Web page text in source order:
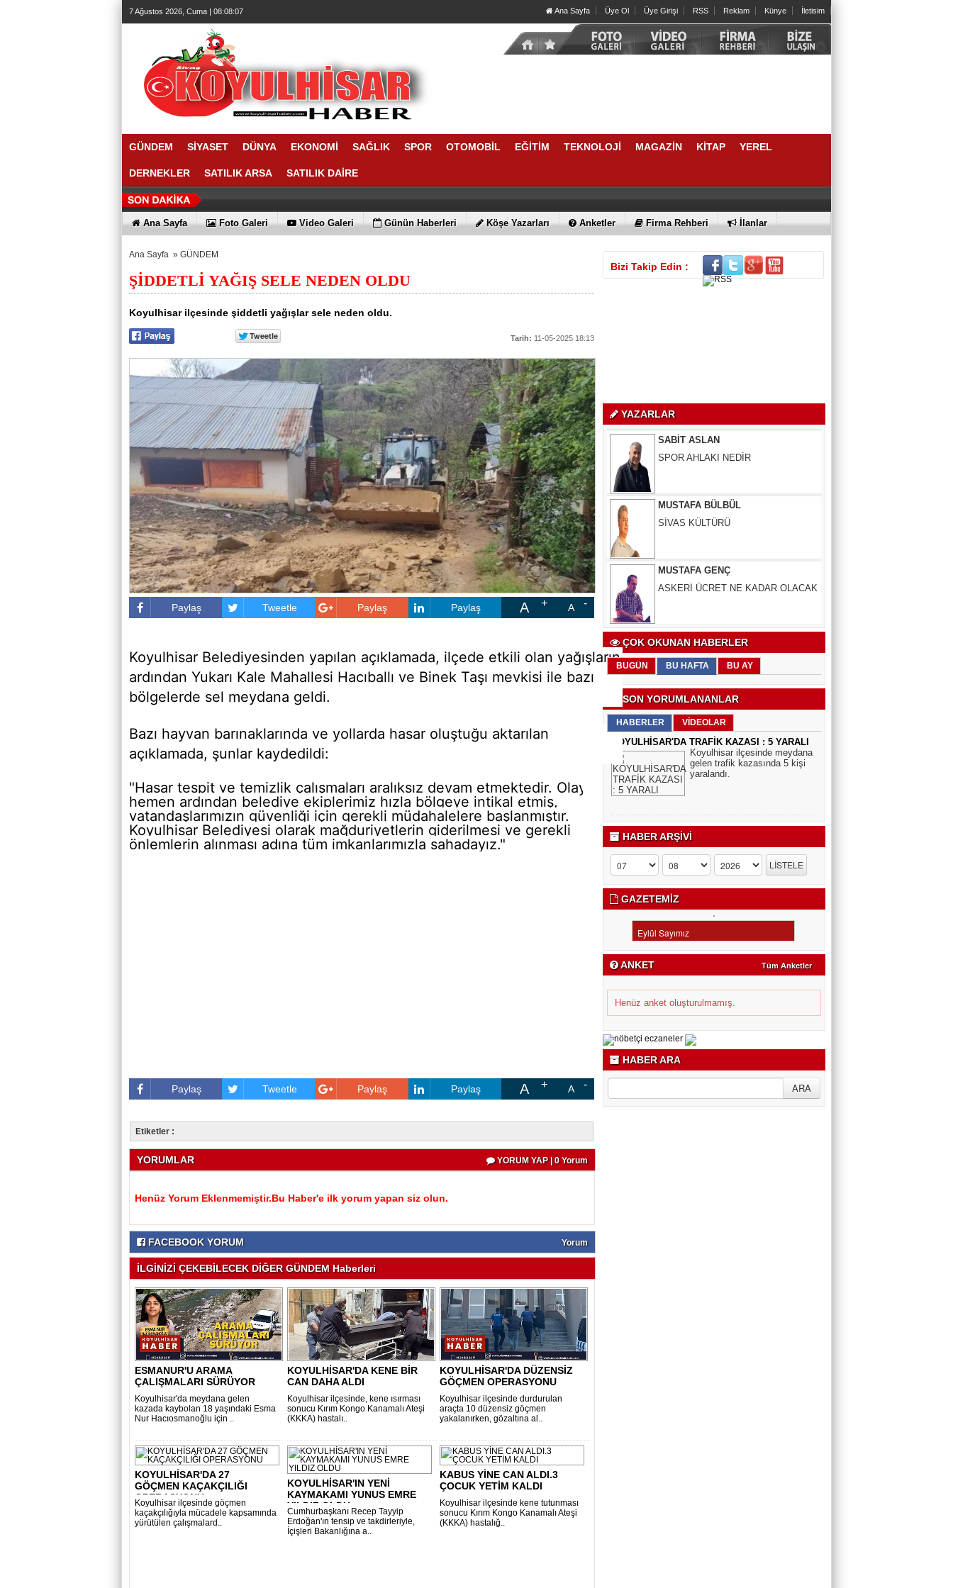
7 Ağustos 2026, Cuma | 08:08:08 Ana Sayfa Üye Ol Üye Girişi RSS Reklam Künye İletisim
GÜNDEM SİYASET DÜNYA EKONOMİ SAĞLIK SPOR OTOMOBİL EĞİTİM TEKNOLOJİ MAGAZİN KİTAP YEREL
DERNEKLER SATILIK ARSA SATILIK DAİRE
Ana Sayfa Foto Galeri Video Galeri Günün Haberleri Köşe Yazarları Anketler Firma Rehberi İlanlar
Ana Sayfa » GÜNDEM
ŞİDDETLİ YAĞIŞ SELE NEDEN OLDU
Koyulhisar ilçesinde şiddetli yağışlar sele neden oldu.
Tarih: 11-05-2025 18:13
Paylaş Tweetle Paylaş Paylaş A A
Koyulhisar Belediyesinden yapılan açıklamada, ilçede etkili olan yağışların
ardından Yukarı Kale Mahallesi Hacıballı ve Binek Taşı mevkisi ile bazı
bölgelerde sel meydana geldi.
Bazı hayvan barınaklarında ve yollarda hasar oluştuğu aktarılan
açıklamada, şunlar kaydedildi:
"Hasar tespit ve temizlik çalışmaları aralıksız devam etmektedir. Olayın
hemen ardından belediye ekiplerimiz hızla bölgeye intikal etmiş,
vatandaşlarımızın güvenliği için gerekli müdahalelere başlanmıştır.
Koyulhisar Belediyesi olarak mağduriyetlerin giderilmesi ve gerekli
önlemlerin alınması adına tüm imkanlarımızla sahadayız."
Paylaş Tweetle Paylaş Paylaş A A
Etiketler :
YORUMLAR YORUM YAP | 0 Yorum
Henüz Yorum Eklenmemiştir.Bu Haber'e ilk yorum yapan siz olun.
FACEBOOK YORUM Yorum
İLGİNİZİ ÇEKEBİLECEK DİĞER GÜNDEM Haberleri
ESMANUR'U ARAMA
ÇALIŞMALARI SÜRÜYOR
Koyulhisar'da meydana gelen
kazada kaybolan 18 yaşındaki Esma
Nur Hacıosmanoğlu için ..
KOYULHİSAR'DA KENE BİR
CAN DAHA ALDI
Koyulhisar ilçesinde, kene ısırması
sonucu Kırım Kongo Kanamalı Ateşi
(KKKA) hastalı..
KOYULHİSAR'DA DÜZENSİZ
GÖÇMEN OPERASYONU
Koyulhisar ilçesinde durdurulan
araçta 10 düzensiz göçmen
yakalanırken, gözaltına al..
KOYULHİSAR'DA 27
GÖÇMEN KAÇAKÇILIĞI
OPERASYONU
Koyulhisar ilçesinde göçmen
kaçakçılığıyla mücadele kapsamında
yürütülen çalışmalard..
KOYULHİSAR'IN YENİ
KAYMAKAMI YUNUS EMRE
YILDIZ OLDU
Cumhurbaşkanı Recep Tayyip
Erdoğan'ın tensip ve takdirleriyle,
İçişleri Bakanlığına a..
KABUS YİNE CAN ALDI.3
ÇOCUK YETİM KALDI
Koyulhisar ilçesinde kene tutunması
sonucu Kırım Kongo Kanamalı Ateşi
(KKKA) hastalığ..
Bizi Takip Edin :
YAZARLAR
SABİT ASLAN
SPOR AHLAKI NEDİR
MUSTAFA BÜLBÜL
SİVAS KÜLTÜRÜ
MUSTAFA GENÇ
ASKERİ ÜCRET NE KADAR OLACAK
ZEKİ BULUT
DERNEKLER KURULUŞ AMACINA
GÖREMİ YÖNETİLİYOR!.
SABİT ASLAN
SPOR AHLAKI NEDİR
MUSTAFA BÜLBÜL
SİVAS KÜLTÜRÜ
ÇOK OKUNAN HABERLER
BUGÜN BU HAFTA BU AY
SON YORUMLANANLAR
HABERLER VİDEOLAR
KOYULHİSAR'DA TRAFİK KAZASI : 5 YARALI
Koyulhisar ilçesinde meydana
gelen trafik kazasında 5 kişi
yaralandı.
HABER ARŞİVİ
GAZETEMİZ
ANKET Tüm Anketler
Henüz anket oluşturulmamış.
HABER ARA